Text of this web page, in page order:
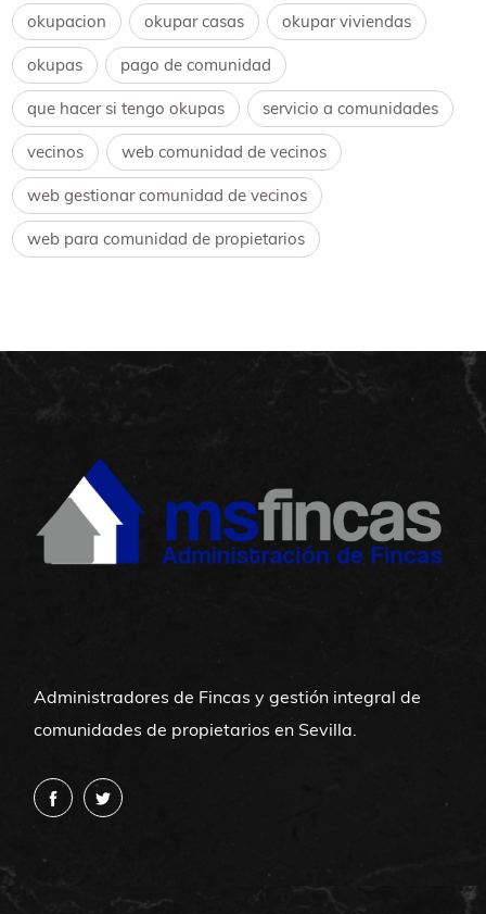
okupacion okupar casas okupar viviendas
okupas pago de comunidad
que hacer si tengo okupas servicio a comunidades
vecinos web comunidad de vecinos
web gestionar comunidad de vecinos
web para comunidad de propietarios
Administradores de Fincas y gestión integral de
comunidades de propietarios en Sevilla.